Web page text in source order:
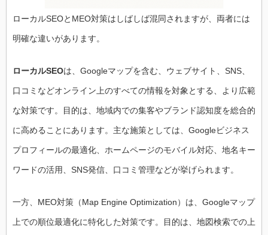
ローカルSEOとMEO対策はしばしば混同されますが、両者には
明確な違いがあります。
ローカルSEOは、Googleマップを含む、ウェブサイト、SNS、
口コミなどオンライン上のすべての情報を対象とする、より広範
な対策です。目的は、地域内での集客やブランド認知度を総合的
に高めることにあります。主な施策としては、Googleビジネス
プロフィールの最適化、ホームページのモバイル対応、地名キー
ワードの活用、SNS発信、口コミ管理などが挙げられます。
一方、MEO対策（Map Engine Optimization）は、Googleマップ
上での順位最適化に特化した対策です。目的は、地図検索での上